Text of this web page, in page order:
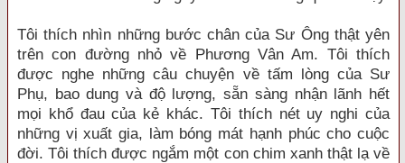
Tôi thích nhìn những bước chân của Sư Ông thật yên
trên con đường nhỏ về Phương Vân Am. Tôi thích
được nghe những câu chuyện về tấm lòng của Sư
Phụ, bao dung và độ lượng, sẵn sàng nhận lãnh hết
mọi khổ đau của kẻ khác. Tôi thích nét uy nghi của
những vị xuất gia, làm bóng mát hạnh phúc cho cuộc
đời. Tôi thích được ngắm một con chim xanh thật lạ về